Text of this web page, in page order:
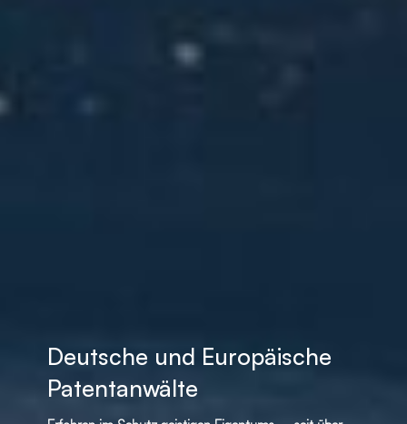
Deutsche und Europäische
Patentanwälte